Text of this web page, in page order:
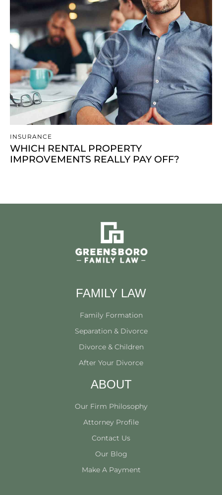
INSURANCE
WHICH RENTAL PROPERTY
IMPROVEMENTS REALLY PAY OFF?
FAMILY LAW
Family Formation
Separation & Divorce
Divorce & Children
After Your Divorce
ABOUT
Our Firm Philosophy
Attorney Profile
Contact Us
Our Blog
Make A Payment